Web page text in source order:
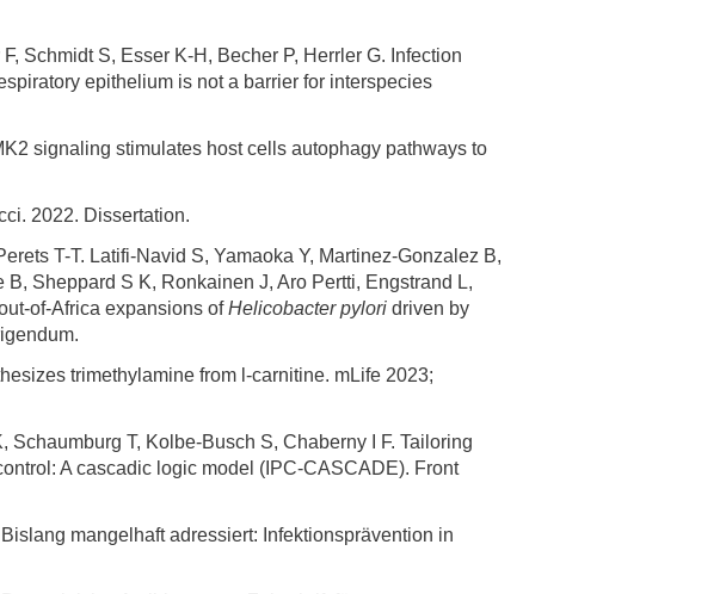
Schmidt S, Esser K-H, Becher P, Herrler G. Infection
epithelium is not a barrier for interspecies
signaling stimulates host cells autophagy pathways to
2022. Dissertation.
T-T. Latifi-Navid S, Yamaoka Y, Martinez-Gonzalez B,
Sheppard S K, Ronkainen J, Aro Pertti, Engstrand L,
of-Africa expansions ofHelicobacter pylori driven by
trimethylamine from l-carnitine. mLife 2023;
T, Kolbe-Busch S, Chaberny I F. Tailoring
A cascadic logic model (IPC-CASCADE). Front
mangelhaft adressiert: Infektionsprävention in